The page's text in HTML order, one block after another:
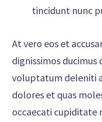
tincidunt nunc
At vero eos et
dignissimos
voluptatum deleniti
dolores et quas
occaecati cupiditate